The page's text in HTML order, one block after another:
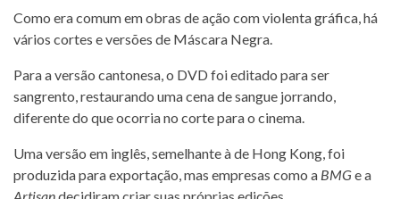
Como era comum em obras de ação com violenta gráfica, há
vários cortes e versões de Máscara Negra.
Para a versão cantonesa, o DVD foi editado para ser
sangrento, restaurando uma cena de sangue jorrando,
diferente do que ocorria no corte para o cinema.
Uma versão em inglês, semelhante à de Hong Kong, foi
produzida para exportação, mas empresas como a BMGe a
Artisandecidiram criar suas próprias edições.